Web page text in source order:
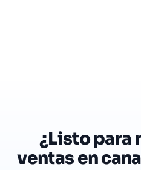
¿Listo para
ventas en